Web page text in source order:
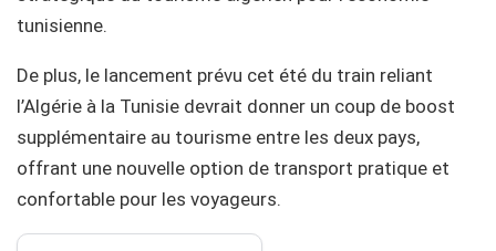
tunisienne.
De plus, le lancement prévu cet été du train reliant
l’Algérie à la Tunisie devrait donner un coup de boost
supplémentaire au tourisme entre les deux pays,
offrant une nouvelle option de transport pratique et
confortable pour les voyageurs.